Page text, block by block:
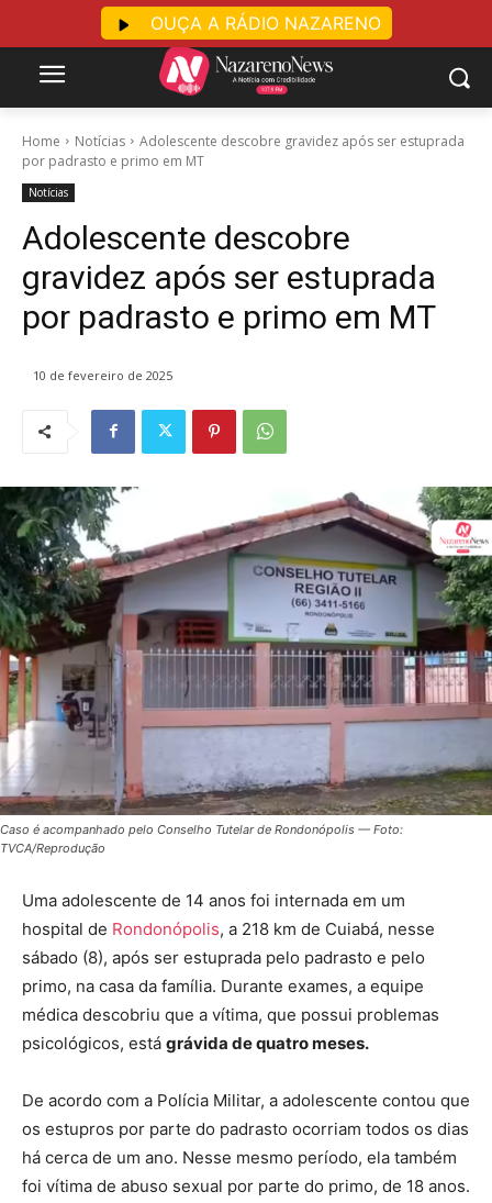
Home Notícias
Adolescente descobre gravidez após ser estuprada
por padrasto e primo em MT
Notícias
Adolescente descobre
gravidez após ser estuprada
por padrasto e primo em MT
10 de fevereiro de 2025
Caso é acompanhado pelo Conselho Tutelar de Rondonópolis — Foto:
TVCA/Reprodução
Uma adolescente de 14 anos foi internada em um
hospital de Rondonópolis, a 218 km de Cuiabá, nesse
sábado (8), após ser estuprada pelo padrasto e pelo
primo, na casa da família. Durante exames, a equipe
médica descobriu que a vítima, que possui problemas
psicológicos, está grávida de quatro meses.
De acordo com a Polícia Militar, a adolescente contou que
os estupros por parte do padrasto ocorriam todos os dias
há cerca de um ano. Nesse mesmo período, ela também
foi vítima de abuso sexual por parte do primo, de 18 anos.
OUÇA A RÁDIO NAZARENO